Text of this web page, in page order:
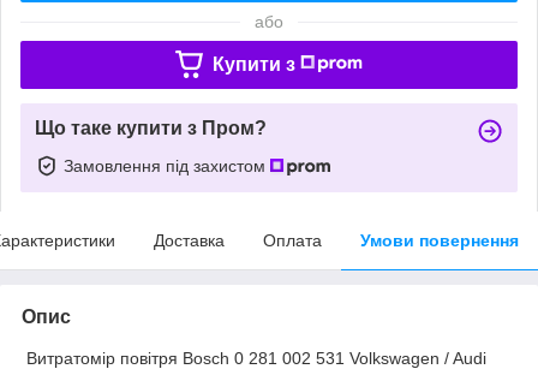
або
Купити з
Що таке купити з Пром?
Замовлення під захистом
Доставка Оплата Умови повернення
Опис
Витратомір повітря Bosch 0 281 002 531 Volkswagen / Audi